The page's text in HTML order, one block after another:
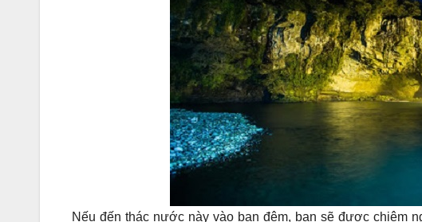
Nếu đến thác nước này vào ban đêm, bạn sẽ được chiêm